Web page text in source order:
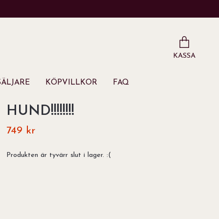
KASSA
KÖPVILLKOR FAQ
HUND!!!!!!!!
749 kr
Produkten är tyvärr slut i lager. :(